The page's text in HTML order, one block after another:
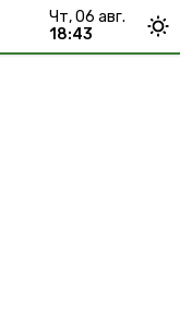
чт, 06 авг.
18:43